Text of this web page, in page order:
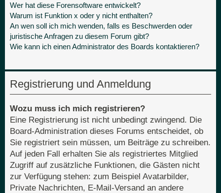
Wer hat diese Forensoftware entwickelt?
Warum ist Funktion x oder y nicht enthalten?
An wen soll ich mich wenden, falls es Beschwerden oder
juristische Anfragen zu diesem Forum gibt?
Wie kann ich einen Administrator des Boards kontaktieren?
Registrierung und Anmeldung
Wozu muss ich mich registrieren?
Eine Registrierung ist nicht unbedingt zwingend. Die
Board-Administration dieses Forums entscheidet, ob
Sie registriert sein müssen, um Beiträge zu schreiben.
Auf jeden Fall erhalten Sie als registriertes Mitglied
Zugriff auf zusätzliche Funktionen, die Gästen nicht
zur Verfügung stehen: zum Beispiel Avatarbilder,
Private Nachrichten, E-Mail-Versand an andere